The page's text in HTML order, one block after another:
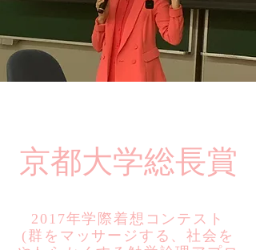
​京都大学総長賞
2017年学際着想コンテスト
​(群をマッサージする、社会を